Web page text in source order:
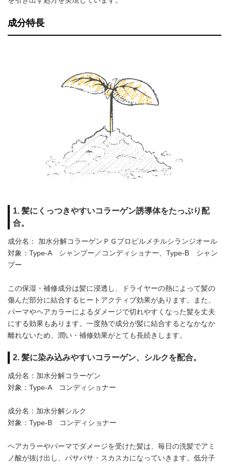
成分特長
1. 髪にくっつきやすいコラーゲン誘導体をたっぷり配
合。
成分名： 加水分解コラーゲンＰＧプロピルメチルシランジオール
対象：Type-A シャンプー／コンディショナー、Type-B シャン
プー
この保湿・補修成分は髪に浸透し、ドライヤーの熱によって髪の
傷んだ部分に結合するヒートアクティブ効果があります。また、
パーマやヘアカラーによるダメージで切れやすくなった髪を丈夫
にする効果もあります。一度熱で成分が髪に結合するとなかなか
離れないため、潤い・補修効果がとても長続きします。
2. 髪に染み込みやすいコラーゲン、シルクを配合。
成分名：加水分解コラーゲン
対象：Type-A コンディショナー
成分名：加水分解シルク
対象：Type-B コンディショナー
ヘアカラーやパーマでダメージを受けた髪は、毎日の洗髪でアミ
ノ酸が抜け出し、パサパサ・スカスカになっていきます。低分子